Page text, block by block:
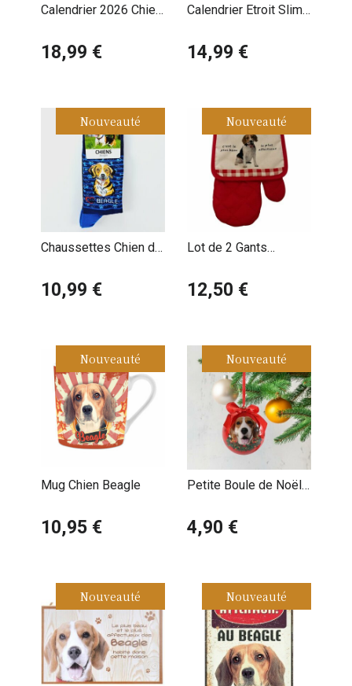
Calendrier 2026 Chien
18,99 €
Calendrier Etroit Slim
14,99 €
Nouveauté
Chaussettes Chien de
10,99 €
Nouveauté
Lot de 2 Gants
12,50 €
Nouveauté
Mug Chien Beagle
10,95 €
Nouveauté
Petite Boule de Noël
4,90 €
Nouveauté Nouveauté